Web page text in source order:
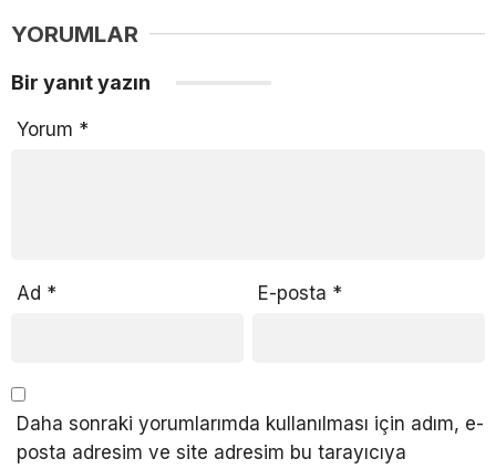
YORUMLAR
Bir yanıt yazın
Yorum *
Ad * E-posta *
Daha sonraki yorumlarımda kullanılması için adım, e-
posta adresim ve site adresim bu tarayıcıya